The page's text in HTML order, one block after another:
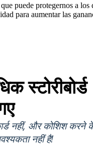
puede protegernos a los
para aumentar las
स्टोरीबोर्ड
नहीं, और कोशिश करने
नहीं है!